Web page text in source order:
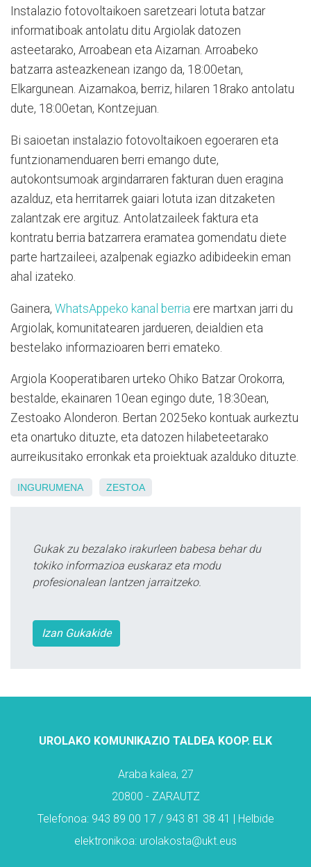
Instalazio fotovoltaikoen saretzeari lotuta batzar
informatiboak antolatu ditu Argiolak datozen
asteetarako, Arroabean eta Aizarnan. Arroabeko
batzarra asteazkenean izango da, 18:00etan,
Elkargunean. Aizarnakoa, berriz, hilaren 18rako antolatu
dute, 18:00etan, Kontzejuan.
Bi saioetan instalazio fotovoltaikoen egoeraren eta
funtzionamenduaren berri emango dute,
autokontsumoak argindarraren fakturan duen eragina
azalduz, eta herritarrek gaiari lotuta izan ditzaketen
zalantzak ere argituz. Antolatzaileek faktura eta
kontratu berria batzarrera eramatea gomendatu diete
parte hartzaileei, azalpenak egiazko adibideekin eman
ahal izateko.
Gainera, WhatsAppeko kanal berria ere martxan jarri du
Argiolak, komunitatearen jardueren, deialdien eta
bestelako informazioaren berri emateko.
Argiola Kooperatibaren urteko Ohiko Batzar Orokorra,
bestalde, ekainaren 10ean egingo dute, 18:30ean,
Zestoako Alonderon. Bertan 2025eko kontuak aurkeztu
eta onartuko dituzte, eta datozen hilabeteetarako
aurreikusitako erronkak eta proiektuak azalduko dituzte.
INGURUMENA ZESTOA
Gukak zu bezalako irakurleen babesa behar du
tokiko informazioa euskaraz eta modu
profesionalean lantzen jarraitzeko.
Izan Gukakide
UROLAKO KOMUNIKAZIO TALDEA KOOP. ELK
Araba kalea, 27
20800 - ZARAUTZ
Telefonoa: 943 89 00 17 / 943 81 38 41 | Helbide
elektronikoa: urolakosta@ukt.eus